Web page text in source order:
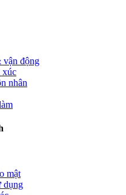
động
xúc
nhân
mật
dụng